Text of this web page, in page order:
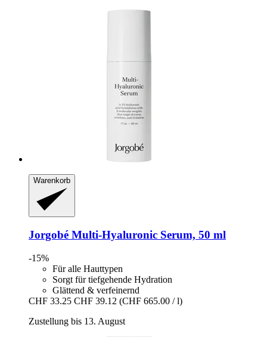
Warenkorb
Jorgobé Multi-​Hyaluronic Serum, 50 ml
-15%
Für alle Hauttypen
Sorgt für tiefgehende Hydration
Glättend & verfeinernd
CHF 33.25 CHF 39.12 (CHF 665.00 / l)
Zustellung bis 13. August